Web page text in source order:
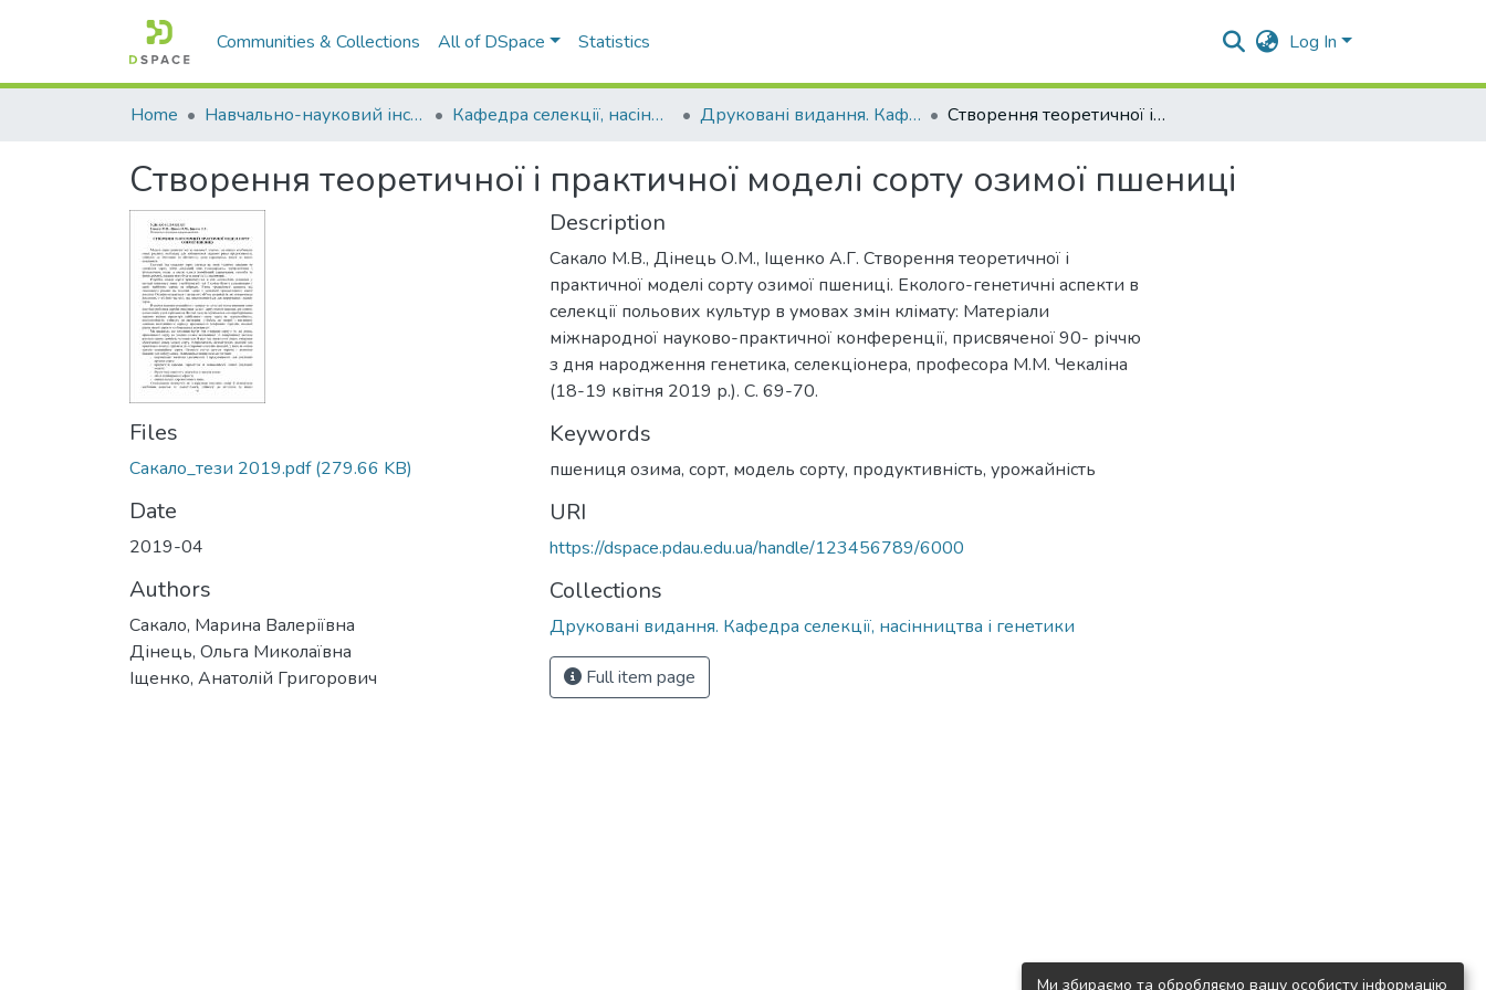
Communities & Collections All of DSpace Statistics Log In
Home Навчально-науковий інститут агротехнологій, селекції та екології Кафедра селекції, насінництва і генетики Друковані видання. Кафедра селекції, насінництва і генетики Створення теоретичної і практичної моделі сорту озимої пшениці
Створення теоретичної і практичної моделі сорту озимої пшениці
Files
Сакало_тези 2019.pdf(279.66 KB)
Date
2019-04
Authors
Сакало, Марина Валеріївна
Дінець, Ольга Миколаївна
Іщенко, Анатолій Григорович
Description
Сакало М.В., Дінець О.М., Іщенко А.Г. Створення теоретичної і
практичної моделі сорту озимої пшениці. Еколого-генетичні аспекти в
селекції польових культур в умовах змін клімату: Матеріали
міжнародної науково-практичної конференції, присвяченої 90- річчю
з дня народження генетика, селекціонера, професора М.М. Чекаліна
(18-19 квітня 2019 р.). С. 69-70.
Keywords
пшениця озима, сорт, модель сорту, продуктивність, урожайність
URI
https://dspace.pdau.edu.ua/handle/123456789/6000
Collections
Друковані видання. Кафедра селекції, насінництва і генетики
Full item page
Ми збираємо та обробляємо вашу особисту інформацію